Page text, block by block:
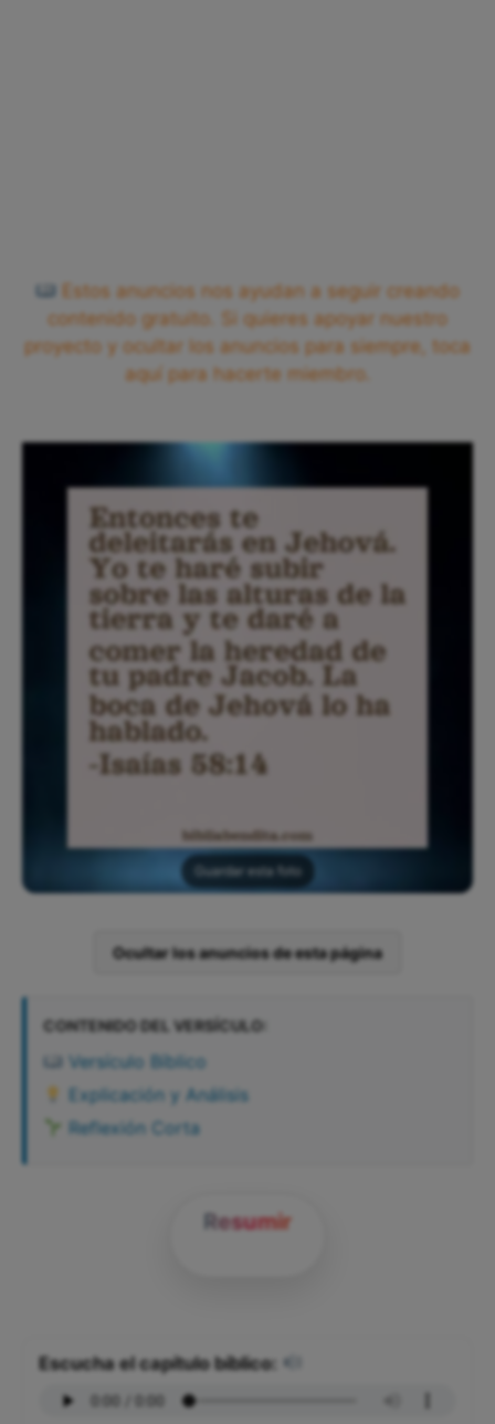
Estos anuncios nos ayudan a seguir creando
contenido gratuito. Si quieres apoyar nuestro
proyecto y ocultar los anuncios para siempre, toca
aquí para hacerte miembro.
Guardar esta foto
Ocultar los anuncios de esta página
CONTENIDO DEL VERSÍCULO:
Versículo Bíblico
Explicación y Análisis
Reflexión Corta
Resumir
Escucha el capítulo bíblico: